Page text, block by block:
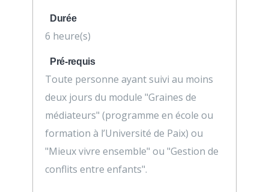
Durée
6 heure(s)
Pré-requis
Toute personne ayant suivi au moins
deux jours du module "Graines de
médiateurs" (programme en école ou
formation à l’Université de Paix) ou
"Mieux vivre ensemble" ou "Gestion de
conflits entre enfants".